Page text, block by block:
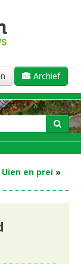
Archief
Uien en prei »